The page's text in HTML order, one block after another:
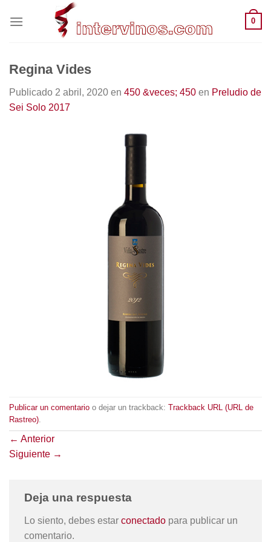
0
Regina Vides
Publicado 2 abril, 2020 en 450 &veces; 450 en Preludio de
Sei Solo 2017
Publicar un comentario o dejar un trackback: Trackback URL (URL de
Rastreo)
← Anterior
Siguiente →
Deja una respuesta
Lo siento, debes estar conectado para publicar un
comentario.